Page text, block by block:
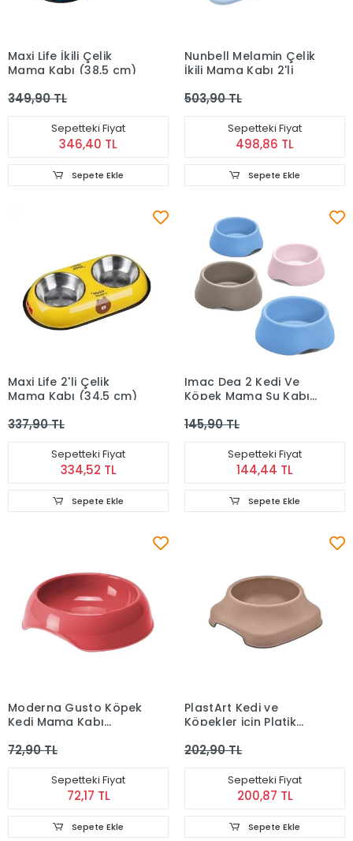
Maxi Life İkili Çelik
Mama Kabı (38,5 cm)
349,90 TL
Sepetteki Fiyat
346,40 TL
Sepete Ekle
Nunbell Melamin Çelik
İkili Mama Kabı 2'li
503,90 TL
Sepetteki Fiyat
498,86 TL
Sepete Ekle
Maxi Life 2'li Çelik
Mama Kabı (34,5 cm)
337,90 TL
Sepetteki Fiyat
334,52 TL
Sepete Ekle
Imac Dea 2 Kedi Ve
Köpek Mama Su Kabı
145,90 TL
Sepetteki Fiyat
144,44 TL
Sepete Ekle
Moderna Gusto Köpek
Kedi Mama Kabı
72,90 TL
Sepetteki Fiyat
72,17 TL
Sepete Ekle
PlastArt Kedi ve
Köpekler için Platik
Mama ve Su Kabı (2L)
202,90 TL
Sepetteki Fiyat
200,87 TL
Sepete Ekle